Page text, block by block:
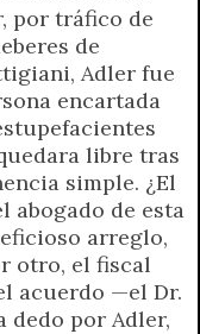
por tráfico de
de
Adler fue
encartada
libre tras
simple. ¿El
abogado de esta
arreglo,
otro, el fiscal
acuerdo —el Dr.
por Adler,